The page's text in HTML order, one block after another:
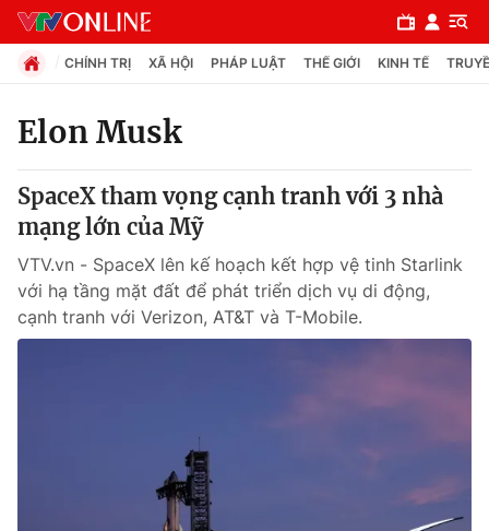
Chuyên mục
Chính trị
Xã hội
Pháp luật
CHÍNH TRỊ XÃ HỘI PHÁP LUẬT THẾ GIỚI KINH TẾ
Elon Musk
SpaceX tham vọng cạnh tranh với 3 nhà
mạng lớn của Mỹ
VTV.vn - SpaceX lên kế hoạch kết hợp vệ tinh Starlink
với hạ tầng mặt đất để phát triển dịch vụ di động,
cạnh tranh với Verizon, AT&T và T-Mobile.